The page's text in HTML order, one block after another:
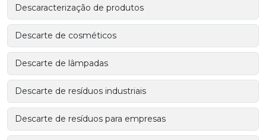
Descaracterização de produtos
Descarte de cosméticos
Descarte de lâmpadas
Descarte de resíduos industriais
Descarte de resíduos para empresas